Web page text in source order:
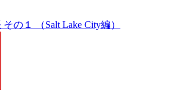
の１ （Salt Lake City編）